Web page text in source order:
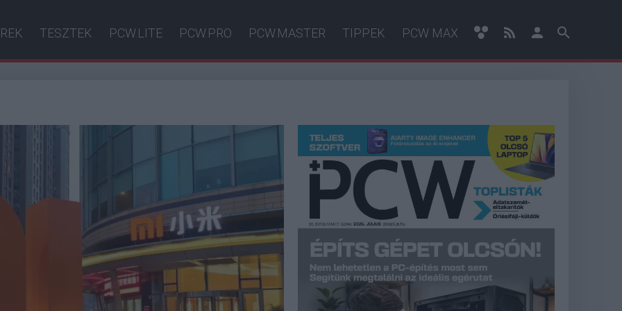
TESZTEK PCW.LITE PCW.PRO PCW.MASTER TIPPEK PCW MAX